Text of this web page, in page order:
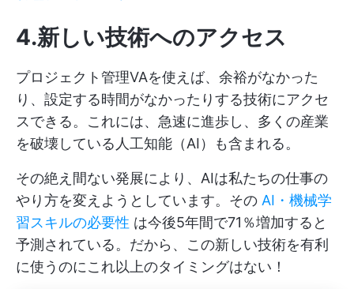
4.新しい技術へのアクセス
プロジェクト管理VAを使えば、余裕がなかった
り、設定する時間がなかったりする技術にアクセ
スできる。これには、急速に進歩し、多くの産業
を破壊している人工知能（AI）も含まれる。
その絶え間ない発展により、AIは私たちの仕事の
やり方を変えようとしています。その AI・機械学
習スキルの必要性 は今後5年間で71％増加すると
予測されている。だから、この新しい技術を有利
に使うのにこれ以上のタイミングはない！